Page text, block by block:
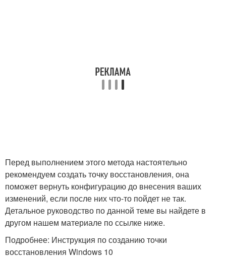
Перед выполнением этого метода настоятельно
рекомендуем создать точку восстановления, она
поможет вернуть конфигурацию до внесения ваших
изменений, если после них что-то пойдет не так.
Детальное руководство по данной теме вы найдете в
другом нашем материале по ссылке ниже.
Подробнее: Инструкция по созданию точки
восстановления Windows 10